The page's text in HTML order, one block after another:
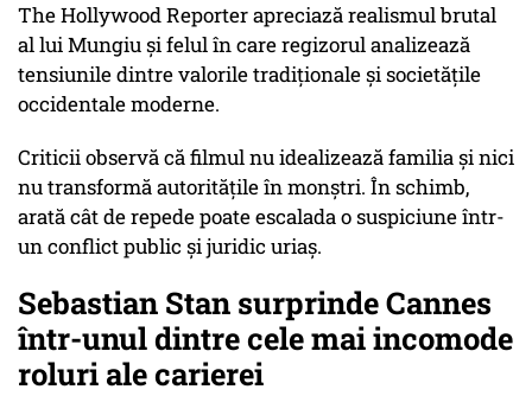
The Hollywood Reporter apreciază realismul brutal
al lui Mungiu și felul în care regizorul analizează
tensiunile dintre valorile tradiționale și societățile
occidentale moderne.
Criticii observă că filmul nu idealizează familia și nici
nu transformă autoritățile în monștri. În schimb,
arată cât de repede poate escalada o suspiciune într-
un conflict public și juridic uriaș.
Sebastian Stan surprinde Cannes
într-unul dintre cele mai incomode
roluri ale carierei